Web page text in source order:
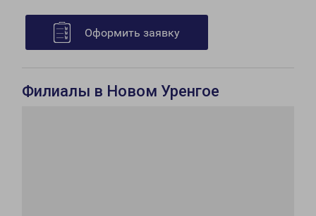
Оформить заявку
Филиалы в Новом Уренгое